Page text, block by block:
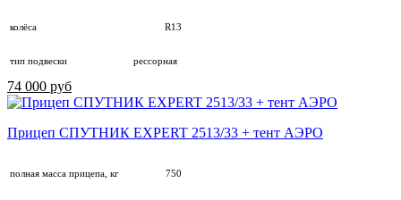
колёса R13
тип подвески рессорная
74 000 руб
Прицеп СПУТНИК EXPERT 2513/33 + тент АЭРО
полная масса прицепа, кг 750